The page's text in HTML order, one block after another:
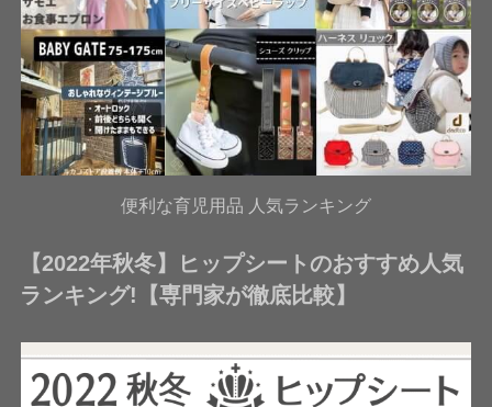
便利な育児用品 人気ランキング
【2022年秋冬】ヒップシートのおすすめ人気
ランキング!【専門家が徹底比較】